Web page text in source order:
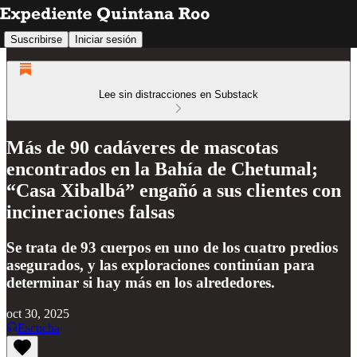
Suscribirse Iniciar sesión
Lee sin distracciones en Substack
Más de 90 cadáveres de mascotas
encontrados en la Bahía de Chetumal;
“Casa Xibalbá” engañó a sus clientes con
incineraciones falsas
Se trata de 93 cuerpos en uno de los cuatro predios
asegurados, y las exploraciones continúan para
determinar si hay más en los alrededores.
oct 30, 2025
Escucha